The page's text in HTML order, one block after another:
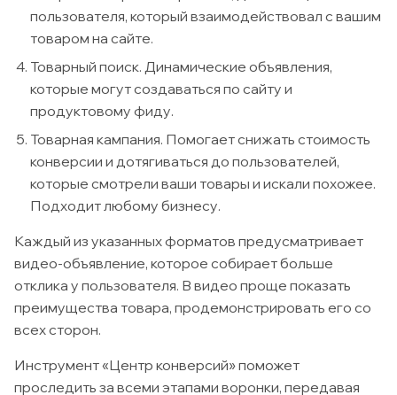
пользователя, который взаимодействовал с вашим
товаром на сайте.
Товарный поиск. Динамические объявления,
которые могут создаваться по сайту и
продуктовому фиду.
Товарная кампания. Помогает снижать стоимость
конверсии и дотягиваться до пользователей,
которые смотрели ваши товары и искали похожее.
Подходит любому бизнесу.
Каждый из указанных форматов предусматривает
видео-объявление, которое собирает больше
отклика у пользователя. В видео проще показать
преимущества товара, продемонстрировать его со
всех сторон.
Инструмент «Центр конверсий» поможет
проследить за всеми этапами воронки, передавая